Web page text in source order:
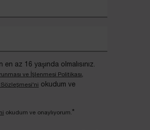
az 16 yaşında olmalısınız.
ve İşlenmesi Politikası,
Sözleşmesi'ni okudum ve
okudum ve onaylıyorum. *